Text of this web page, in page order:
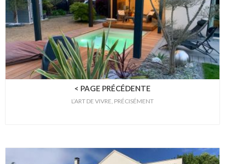
< PAGE PRÉCÉDENTE
L’ART DE VIVRE, PRÉCISÉMENT